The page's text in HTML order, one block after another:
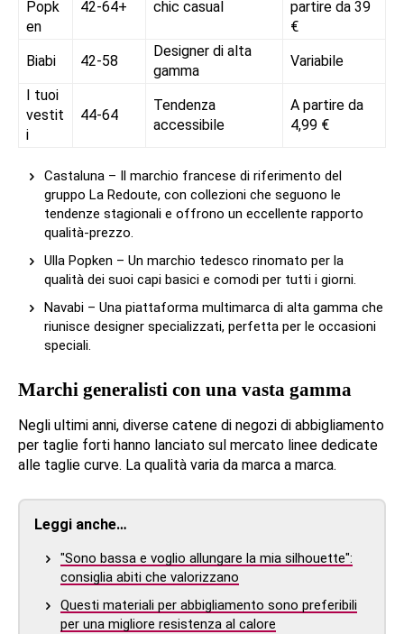
Popk
en
42-64+ chic casual
partire da 39
€
Biabi
42-58
Designer di alta
gamma
Variabile
I tuoi
vestit
i
44-64
Tendenza
accessibile
A partire da
4,99 €
Castaluna – Il marchio francese di riferimento del
gruppo La Redoute, con collezioni che seguono le
tendenze stagionali e offrono un eccellente rapporto
qualità-prezzo.
Ulla Popken – Un marchio tedesco rinomato per la
qualità dei suoi capi basici e comodi per tutti i giorni.
Navabi – Una piattaforma multimarca di alta gamma che
riunisce designer specializzati, perfetta per le occasioni
speciali.
Marchi generalisti con una vasta gamma
Negli ultimi anni, diverse catene di negozi di abbigliamento
per taglie forti hanno lanciato sul mercato linee dedicate
alle taglie curve. La qualità varia da marca a marca.
Leggi anche…
"Sono bassa e voglio allungare la mia silhouette":
consiglia abiti che valorizzano
Questi materiali per abbigliamento sono preferibili
per una migliore resistenza al calore